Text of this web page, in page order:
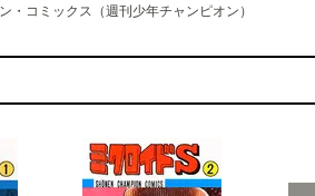
・コミックス（週刊少年チャンピオン）